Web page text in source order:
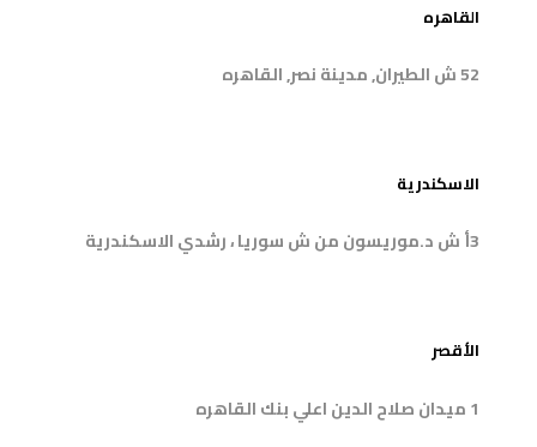
القاهره
52 ش الطيران, مدينة نصر, القاهره
الاسكندرية
3أ ش د.موريسون من ش سوريا ، رشدي الاسكندرية
الأقصر
1 ميدان صلاح الدين اعلي بنك القاهره